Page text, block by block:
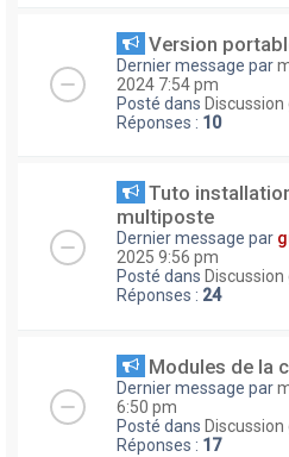
Version
Dernier message par
2024 7:54 pm
Posté dans
Réponses : 10
Tuto
multiposte
Dernier message par
2025 9:56 pm
Posté dans
Réponses : 24
Modules de la
Dernier message par
6:50 pm
Posté dans
Réponses : 17